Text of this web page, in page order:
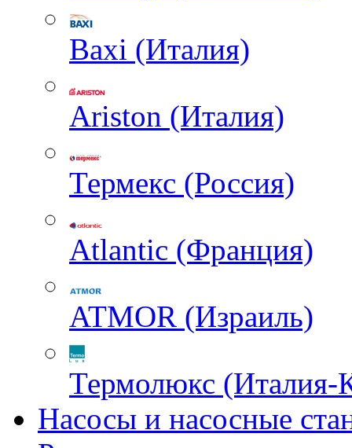
Baxi (Италия)
Ariston (Италия)
Термекс (Россия)
Atlantic (Франция)
ATMOR (Израиль)
Термолюкс (Италия-
Насосы и насосные